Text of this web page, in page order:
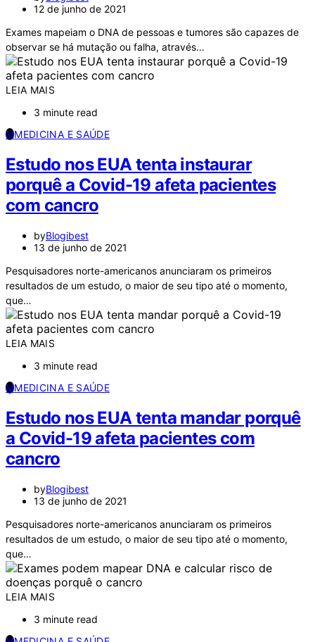
12 de junho de 2021
Exames mapeiam o DNA de pessoas e tumores são capazes de
observar se há mutação ou falha, através…
LEIA MAIS
3 minute read
MMEDICINA E SAÚDE
Estudo nos EUA tenta instaurar
porquê a Covid-19 afeta pacientes
com cancro
byBlogibest
13 de junho de 2021
Pesquisadores norte-americanos anunciaram os primeiros
resultados de um estudo, o maior de seu tipo até o momento,
que…
LEIA MAIS
3 minute read
MMEDICINA E SAÚDE
Estudo nos EUA tenta mandar porquê
a Covid-19 afeta pacientes com
cancro
byBlogibest
13 de junho de 2021
Pesquisadores norte-americanos anunciaram os primeiros
resultados de um estudo, o maior de seu tipo até o momento,
que…
LEIA MAIS
3 minute read